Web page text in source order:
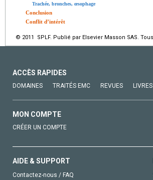
Trachée, bronches, œsophage
Conclusion
Conflit d’intérêt
© 2011 SPLF. Publié par Elsevier Masson SAS.
ACCÈS RAPIDES
DOMAINES TRAITÉS EMC REVUES LIVRES
MON COMPTE
CRÉER UN COMPTE
AIDE & SUPPORT
Contactez-nous / FAQ